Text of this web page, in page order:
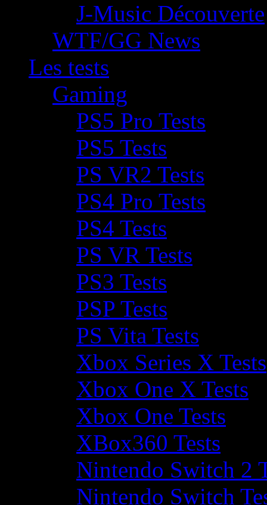
J-Music Découverte
WTF/GG News
Les tests
Gaming
PS5 Pro Tests
PS5 Tests
PS VR2 Tests
PS4 Pro Tests
PS4 Tests
PS VR Tests
PS3 Tests
PSP Tests
PS Vita Tests
Xbox Series X Tests
Xbox One X Tests
Xbox One Tests
XBox360 Tests
Nintendo Switch 2
Nintendo Switch